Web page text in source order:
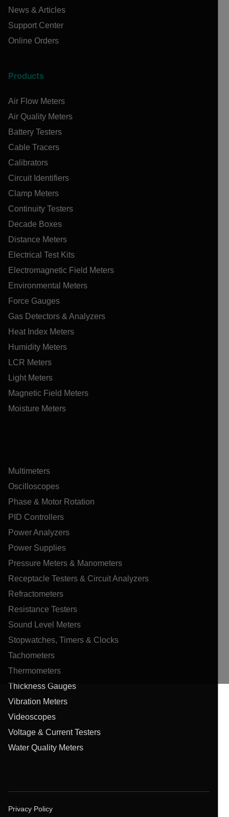
News & Articles
Support Center
Online Orders
Products
Air Flow Meters
Air Quality Meters
Battery Testers
Cable Tracers
Calibrators
Circuit Identifiers
Clamp Meters
Continuity Testers
Decade Boxes
Distance Meters
Electrical Test Kits
Electromagnetic Field Meters
Environmental Meters
Force Gauges
Gas Detectors & Analyzers
Heat Index Meters
Humidity Meters
LCR Meters
Light Meters
Magnetic Field Meters
Moisture Meters
Multimeters
Oscilloscopes
Phase & Motor Rotation
PID Controllers
Power Analyzers
Power Supplies
Pressure Meters & Manometers
Receptacle Testers & Circuit Analyzers
Refractometers
Resistance Testers
Sound Level Meters
Stopwatches, Timers & Clocks
Tachometers
Thermometers
Thickness Gauges
Vibration Meters
Videoscopes
Voltage & Current Testers
Water Quality Meters
Privacy Policy